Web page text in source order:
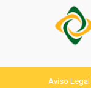
Aviso Legal